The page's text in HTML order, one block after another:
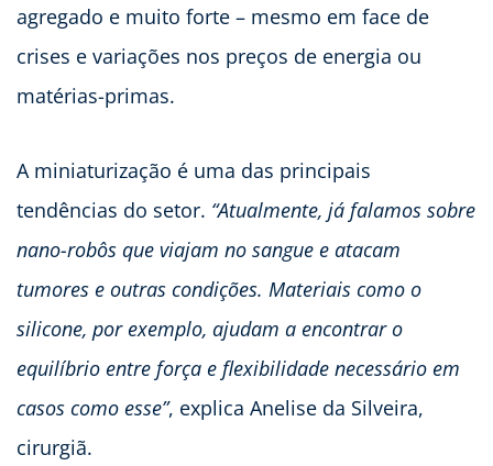
agregado e muito forte – mesmo em face de
crises e variações nos preços de energia ou
matérias-primas.
A miniaturização é uma das principais
tendências do setor. “Atualmente, já falamos sobre
nano-robôs que viajam no sangue e atacam
tumores e outras condições. Materiais como o
silicone, por exemplo, ajudam a encontrar o
equilíbrio entre força e flexibilidade necessário em
casos como esse”, explica Anelise da Silveira,
cirurgiã.